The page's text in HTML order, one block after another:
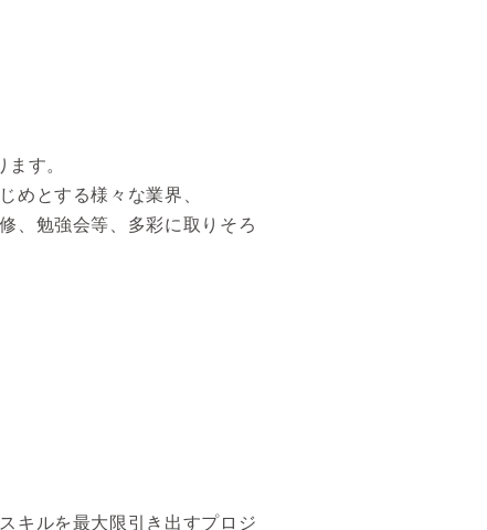
す。
めとする様々な業界、
、勉強会等、多彩に取りそろ
キルを最大限引き出すプロジ